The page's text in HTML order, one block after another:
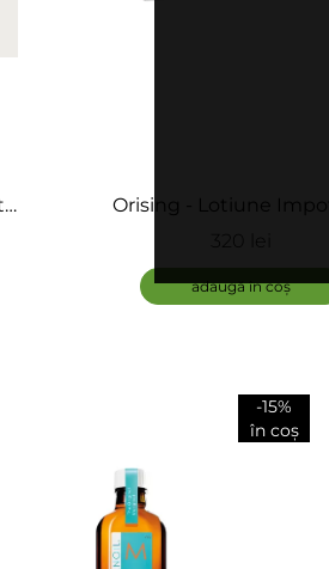
-
Orising - Lotiune
Fiole)
320 lei
adaugă în coș
-15%
în coș